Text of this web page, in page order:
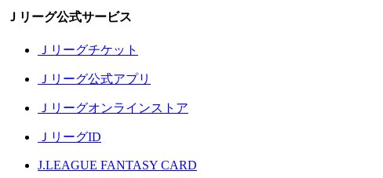
Ｊリーグ公式サービス
Ｊリーグチケット
Ｊリーグ公式アプリ
Ｊリーグオンラインストア
ＪリーグID
J.LEAGUE FANTASY CARD